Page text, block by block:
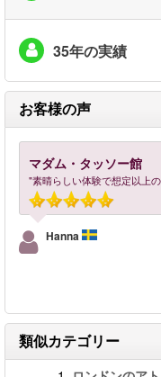
35年の実績
お客様の声
マダム・タッソー館
"素晴らしい体験で想定以上
Hanna
類似カテゴリー